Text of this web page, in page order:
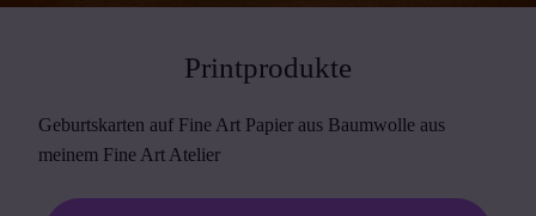
Printprodukte
Geburtskarten auf Fine Art Papier aus Baumwolle aus
meinem Fine Art Atelier